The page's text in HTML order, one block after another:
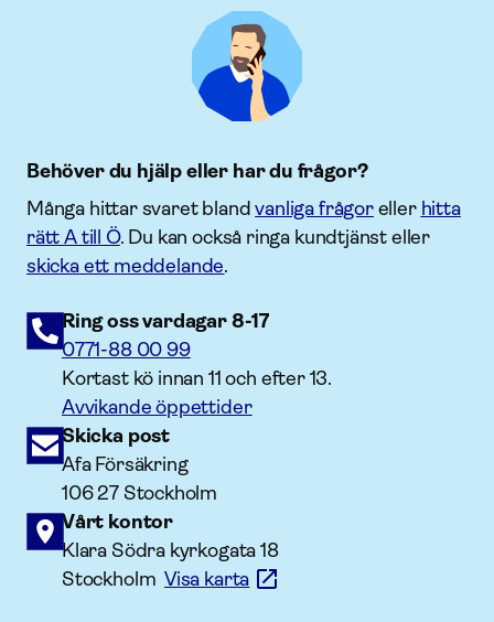
Behöver du hjälp eller har du frågor?
Många hittar svaret blandvanliga frågoreller hitta
rätt A till Ö. Du kan också ringa kundtjänst eller
skicka ett meddelande.
Ring oss vardagar 8-17
0771-88 00 99
Kortast kö innan 11 och efter 13.
Avvikande öppettider
Skicka post
Afa Försäkring
106 27 Stockholm
Vårt kontor
Klara Södra kyrkogata 18
StockholmVisa karta